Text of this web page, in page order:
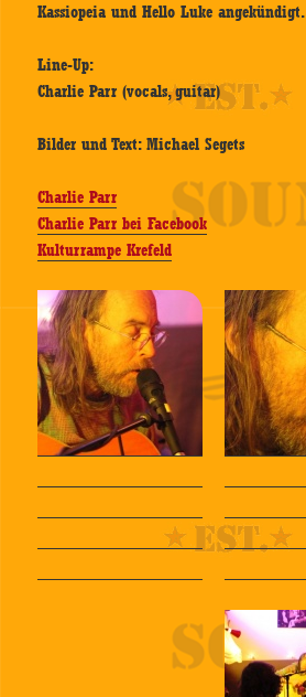
Kassiopeia und Hello Luke angekündigt.
Line-Up:
Charlie Parr (vocals, guitar)
Bilder und Text: Michael Segets
Charlie Parr
Charlie Parr bei Facebook
Kulturrampe Krefeld